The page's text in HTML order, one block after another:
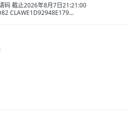
码 截止2026年8月7日21:21:00
CLAWE1D92948E179